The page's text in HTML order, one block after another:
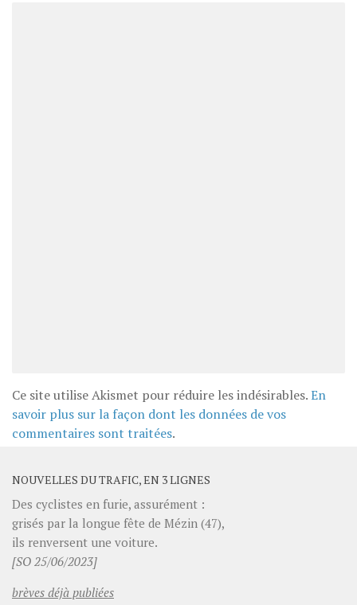
Ce site utilise Akismet pour réduire les indésirables.En
savoir plus sur la façon dont les données de vos
commentaires sont traitées.
NOUVELLES DU TRAFIC, EN 3 LIGNES
Des cyclistes en furie, assurément :
grisés par la longue fête de Mézin (47),
ils renversent une voiture.
[SO 25/06/2023]
brèves déjà publiées